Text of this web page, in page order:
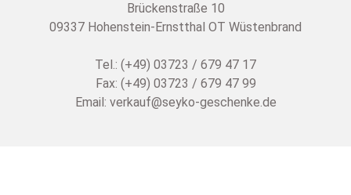
Brückenstraße 10
09337 Hohenstein-Ernstthal OT Wüstenbrand
Tel.: (+49) 03723 / 679 47 17
Fax: (+49) 03723 / 679 47 99
Email: verkauf@seyko-geschenke.de